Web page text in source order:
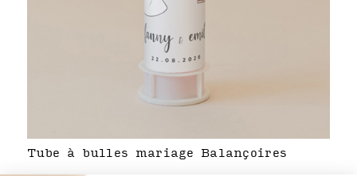
Tube à bulles mariage Balançoires